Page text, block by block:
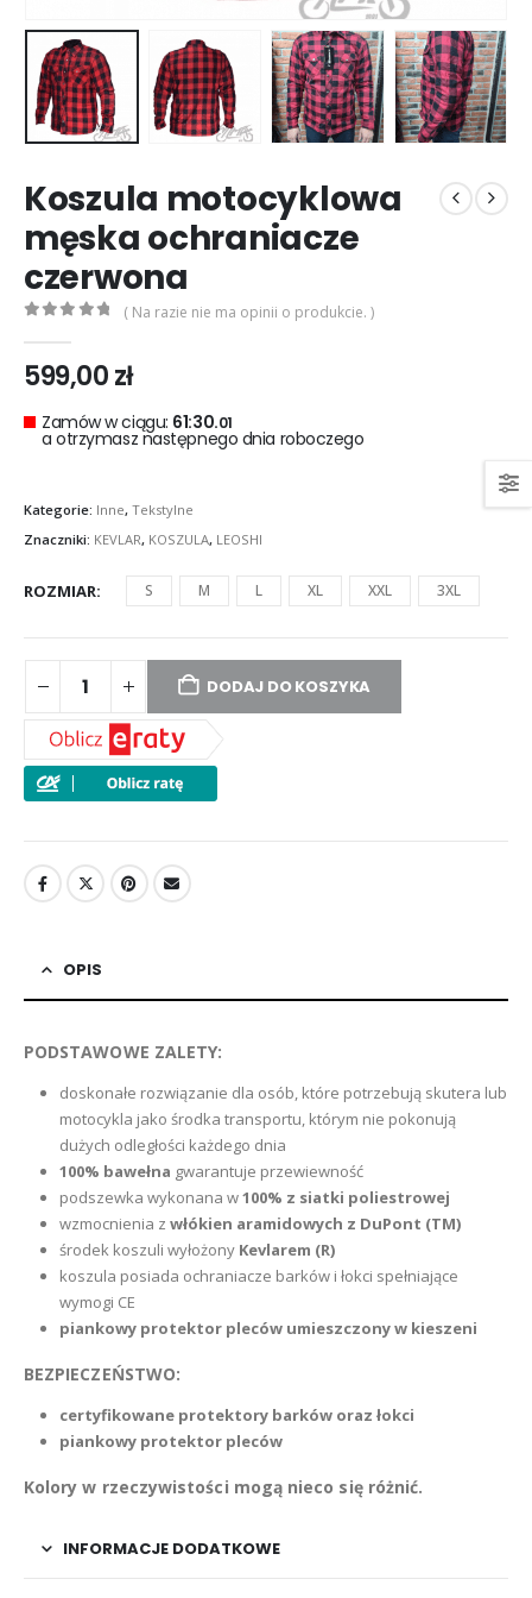
Koszula motocyklowa
męska ochraniacze
czerwona
( Na razie nie ma opinii o produkcie. )
599,00zł
Zamów w ciągu: 61:30.01
a otrzymasz następnego dnia roboczego
Kategorie: Inne, Tekstylne
Znaczniki: KEVLAR, KOSZULA, LEOSHI
ROZMIAR S M L XL XXL 3XL
DODAJ DO KOSZYKA
OPIS
PODSTAWOWE ZALETY:
doskonałe rozwiązanie dla osób, które potrzebują skutera lub
motocykla jako środka transportu, którym nie pokonują
dużych odległości każdego dnia
100% bawełna gwarantuje przewiewność
podszewka wykonana w100% z siatki poliestrowej
wzmocnienia z włókien aramidowych z DuPont (TM)
środek koszuli wyłożony Kevlarem (R)
koszula posiada ochraniacze barków i łokci spełniające
wymogi CE
piankowy protektor pleców umieszczony w kieszeni
BEZPIECZEŃSTWO:
certyfikowane protektory barków oraz łokci
piankowy protektor pleców
Kolory w rzeczywistości mogą nieco się różnić.
INFORMACJE DODATKOWE
0out of 5
299,00 zł
0out of 5
299,00
0 out of 5
299,00zł